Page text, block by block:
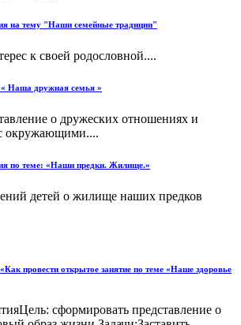
на тему "Наши семейные традиции"
к своей родословной....
« Наша дружная семья »
о дружеских отношениях и
окружающими....
по теме: «Наши предки. Жилище.»
детей о жилище наших предков
провести открытое занятие по теме «Наше здоровье
сформировать представление о